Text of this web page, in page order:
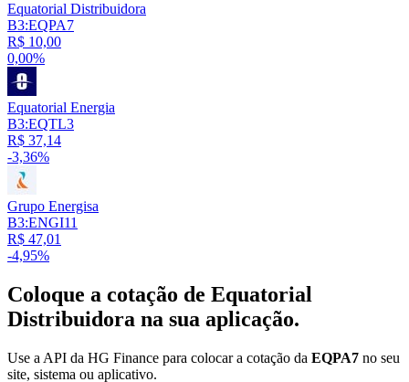
Equatorial Distribuidora
B3:EQPA7
R$ 10,00
0,00%
Equatorial Energia
B3:EQTL3
R$ 37,14
-3,36%
Grupo Energisa
B3:ENGI11
R$ 47,01
-4,95%
Coloque a cotação de Equatorial
Distribuidora na sua aplicação.
Use a API da HG Finance para colocar a cotação da EQPA7 no seu
site, sistema ou aplicativo.